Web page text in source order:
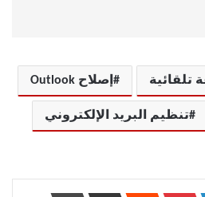
تلقائية إصلاح Outlook
تنظيم البريد الإلكتروني